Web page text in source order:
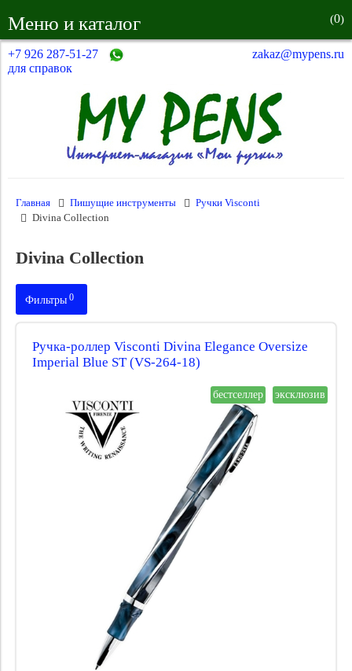
Меню и каталог (0)
+7 926 287-51-27
для справок
zakaz@mypens.ru
Главная Пишущие инструменты
Ручки Visconti
Divina Collection
Divina Collection
Фильтры 0
Пишущая система:
Отделка пера:
Ручка-роллер Visconti Divina Elegance Oversize
Imperial Blue ST (VS-264-18)
бестселлер эксклюзив